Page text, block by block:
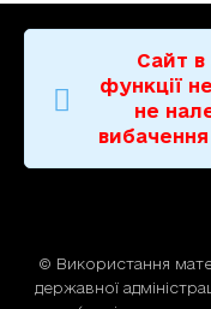
Сайт в
функції
не
© Використання
державної